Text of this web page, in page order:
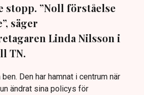
”Noll förståelse
säger
Linda Nilsson i
TN.
Den har hamnat i centrum när
ändrat sina policys för